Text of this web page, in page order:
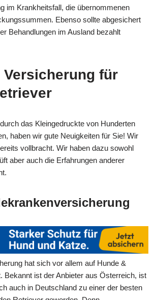
im Krankheitsfall, die übernommenen
Ebenso sollte abgesichert
Behandlungen im Ausland bezahlt
Versicherung für
das Kleingedruckte von Hunderten
haben wir gute Neuigkeiten für Sie! Wir
vollbracht. Wir haben dazu sowohl
aber auch die Erfahrungen anderer
hat sich vor allem auf Hunde &
Bekannt ist der Anbieter aus Österreich, ist
auch in Deutschland zu einer der besten